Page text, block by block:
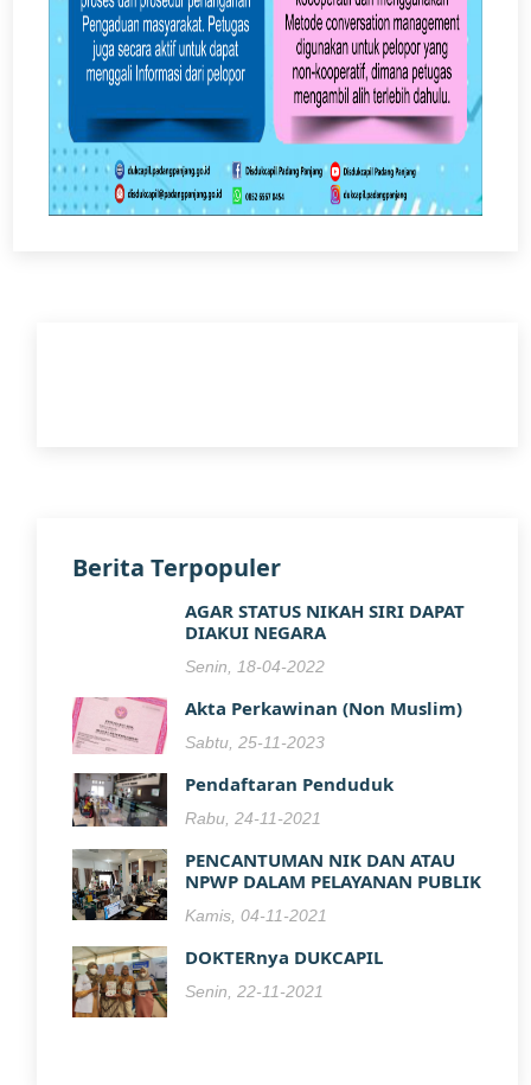
Berita Terpopuler
AGAR STATUS NIKAH SIRI DAPAT
DIAKUI NEGARA
Senin, 18-04-2022
Akta Perkawinan (Non Muslim)
Sabtu, 25-11-2023
Pendaftaran Penduduk
Rabu, 24-11-2021
PENCANTUMAN NIK DAN ATAU
NPWP DALAM PELAYANAN PUBLIK
Kamis, 04-11-2021
DOKTERnya DUKCAPIL
Senin, 22-11-2021